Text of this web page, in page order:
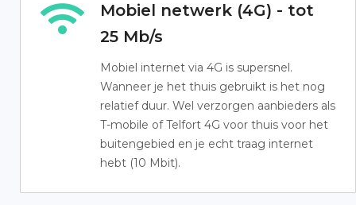
Mobiel netwerk (4G) - tot
25 Mb/s
Mobiel internet via 4G is supersnel.
Wanneer je het thuis gebruikt is het nog
relatief duur. Wel verzorgen aanbieders als
T-mobile of Telfort 4G voor thuis voor het
buitengebied en je echt traag internet
hebt (10 Mbit).